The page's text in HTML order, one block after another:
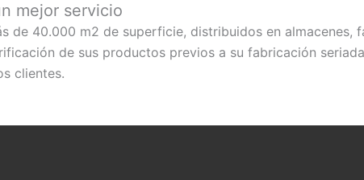
mejor servicio
de 40.000 m2 de superficie, distribuidos en
de sus productos previos a su fabricación
clientes.